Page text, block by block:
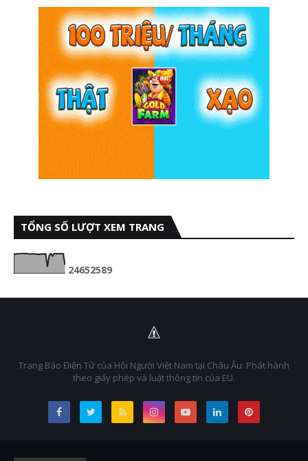
TỔNG SỐ LƯỢT XEM TRANG
24652589
Trang Báo Điện Tử của Hội Người Việt Nam tại Châu Âu. Phát hành
theo giấy phép và luật thông tin của EU.